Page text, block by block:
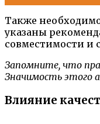
Также
указаны
совместимости и
Запомните, что
Значимость этого
Влияние